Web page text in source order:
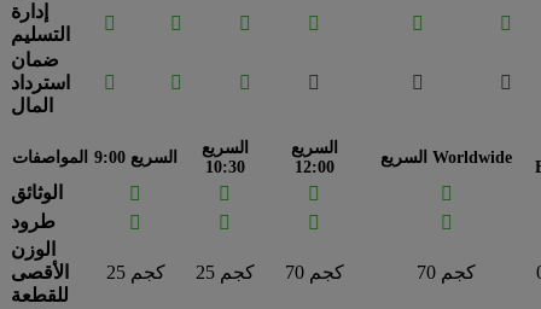
إدارة
التسليم
    

ضمان
استرداد
المال
     
المواصفات السريع 9:00
السريع
10:30
السريع
12:00
السريع Worldwide
الوثائق   

طرود
  

الوزن
الأقصى
للقطعة
25 كجم 25 كجم 70 كجم 70 كجم